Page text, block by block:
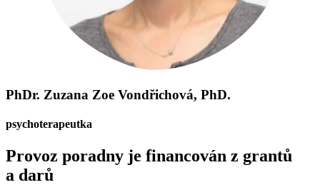
PhDr. Zuzana Zoe Vondřichová, PhD.
psychoterapeutka
Provoz poradny je financován z grantů
a darů